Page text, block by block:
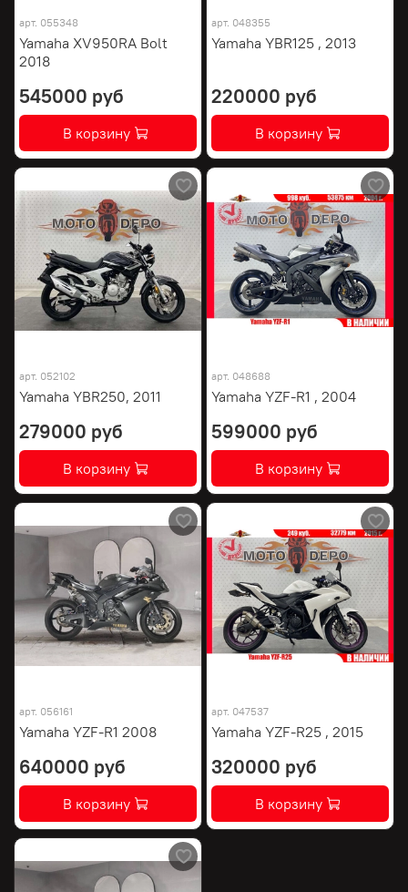
арт. 055348
Yamaha XV950RA Bolt
2018
545000 руб
В корзину
арт. 048355
Yamaha YBR125 , 2013
220000 руб
В корзину
арт. 052102
Yamaha YBR250, 2011
279000 руб
В корзину
арт. 048688
Yamaha YZF-R1 , 2004
599000 руб
В корзину
арт. 056161
Yamaha YZF-R1 2008
640000 руб
В корзину
арт. 047537
Yamaha YZF-R25 , 2015
320000 руб
В корзину